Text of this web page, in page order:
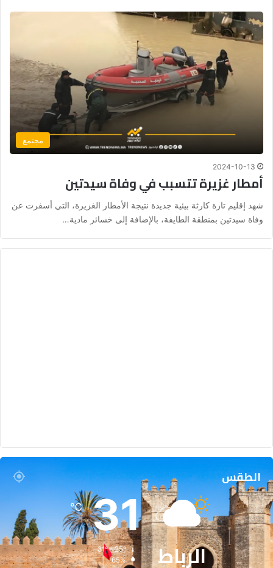
مجتمع
2024-10-13
أمطار غزيرة تتسبب في وفاة سيدتين
شهد إقليم تازة كارثة بيئية جديدة نتيجة الأمطار الغزيرة، التي أسفرت عن
وفاة سيدتين بمنطقة الطايفة، بالإضافة إلى خسائر مادية…
الطقس
الرباط
31
℃
31º - 25º
65%